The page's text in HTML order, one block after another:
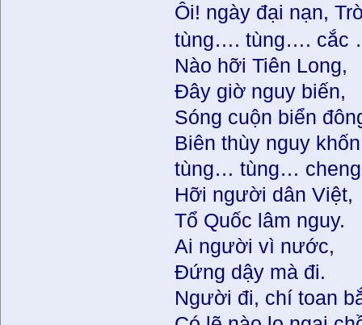
Ôi! ngày đại nạn,
tùng…. tùng….
Nào hỡi Tiên Long,
Đây giờ nguy biến,
Sóng cuộn biển
Biên thùy nguy
tùng… tùng…
Hỡi người dân Việt,
Tổ Quốc lâm nguy.
Ai người vì
Đứng dậy mà đi.
Người đi, chí toan